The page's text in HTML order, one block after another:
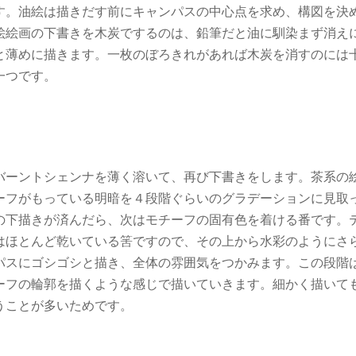
油絵は描きだす前にキャンパスの中心点を求め、構図を
画の下書きを木炭でするのは、鉛筆だと油に馴染まず消
めに描きます。一枚のぼろきれがあれば木炭を消すのに
です。
ントシェンナを薄く溶いて、再び下書きをします。茶系
がもっている明暗を４段階ぐらいのグラデーションに見
描きが済んだら、次はモチーフの固有色を着ける番です
とんど乾いている筈ですので、その上から水彩のように
にゴシゴシと描き、全体の雰囲気をつかみます。この段
の輪郭を描くような感じで描いていきます。細かく描い
とが多いためです。